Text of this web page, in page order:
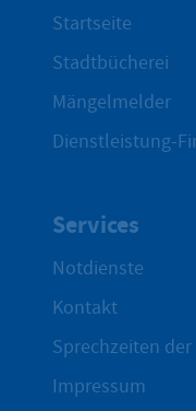
Startseite
Stadtbücherei
Mängelmelder
Dienstleistung-
Services
Notdienste
Kontakt
Sprechzeiten
Impressum